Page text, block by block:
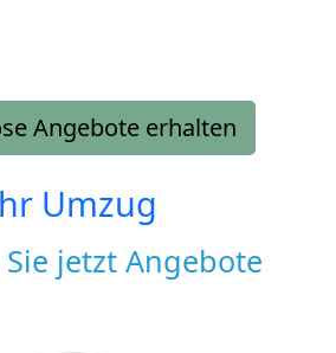
Angebote erhalten
Umzug
jetzt Angebote